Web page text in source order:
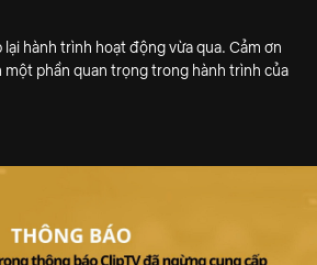
hành trình hoạt động vừa qua. Cảm ơn
phần quan trọng trong hành trình của